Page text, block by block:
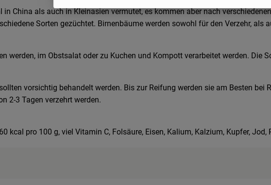
in China als auch in Kleinasien vermutet, es kommen aber nach
Sorten gezüchtet. Birnenbäume werden sowohl für den Verzehr, als
werden, im Obstsalat oder zu Kuchen und Kompott verarbeitet werden. Die
vorsichtig behandelt werden. Bis zur Reifung werden sie am Besten
2-3 Tagen verzehrt werden.
kcal pro 100 g, viel Vitamin C, Folsäure, Eisen, Kalium, Kalzium, Kupfer,